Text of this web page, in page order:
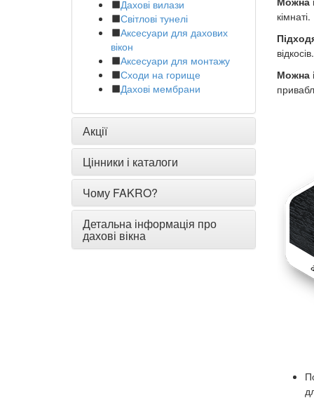
Дахові вилази
Світлові тунелі
Аксесуари для дахових
вікон
Аксесуари для монтажу
Сходи на горище
Дахові мембрани
Акції
Цінники і каталоги
Чому FAKRO?
Детальна інформація про
дахові вікна
кімнаті.
Можна